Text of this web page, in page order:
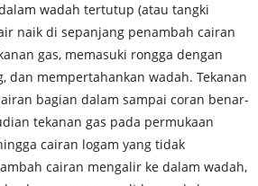
wadah tertutup (atau tangki
naik di sepanjang penambah cairan
gas, memasuki rongga dengan
dan mempertahankan wadah. Tekanan
bagian dalam sampai coran benar-
tekanan gas pada permukaan
cairan logam yang tidak
cairan mengalir ke dalam wadah,